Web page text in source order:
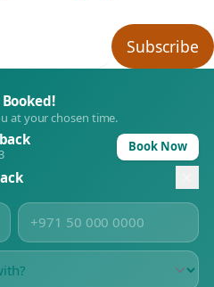
Subscribe
at your chosen time.
Book Now